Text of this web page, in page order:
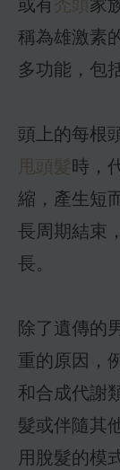
或有 禿頭 家
稱為雄激素
多功能，包
頭上的每根
甩頭髮時，
縮，產生短
長周期結束
長。
除了遺傳的
重的原因，
和合成代謝
髮或伴隨其
用脫髮的模